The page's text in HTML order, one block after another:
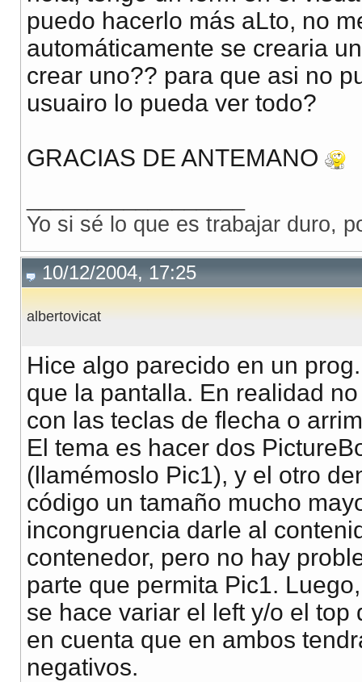
puedo hacerlo más aLto, no
automáticamente se crearia
crear uno?? para que asi no
usuairo lo pueda ver todo?
GRACIAS DE ANTEMANO
Yo si sé lo que es trabajar duro,
10/12/2004, 17:25
albertovicat
Hice algo parecido en un
que la pantalla. En realidad
con las teclas de flecha o
El tema es hacer dos
(llamémoslo Pic1), y el otro
código un tamaño mucho
incongruencia darle al
contenedor, pero no hay
parte que permita Pic1.
se hace variar el left y/o el
en cuenta que en ambos
negativos.